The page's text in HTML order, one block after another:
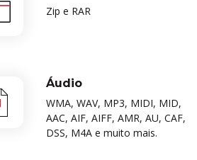
Zip e RAR
Áudio
WMA, WAV, MP3, MIDI, MID,
AAC, AIF, AIFF, AMR, AU, CAF,
DSS, M4A e muito mais.